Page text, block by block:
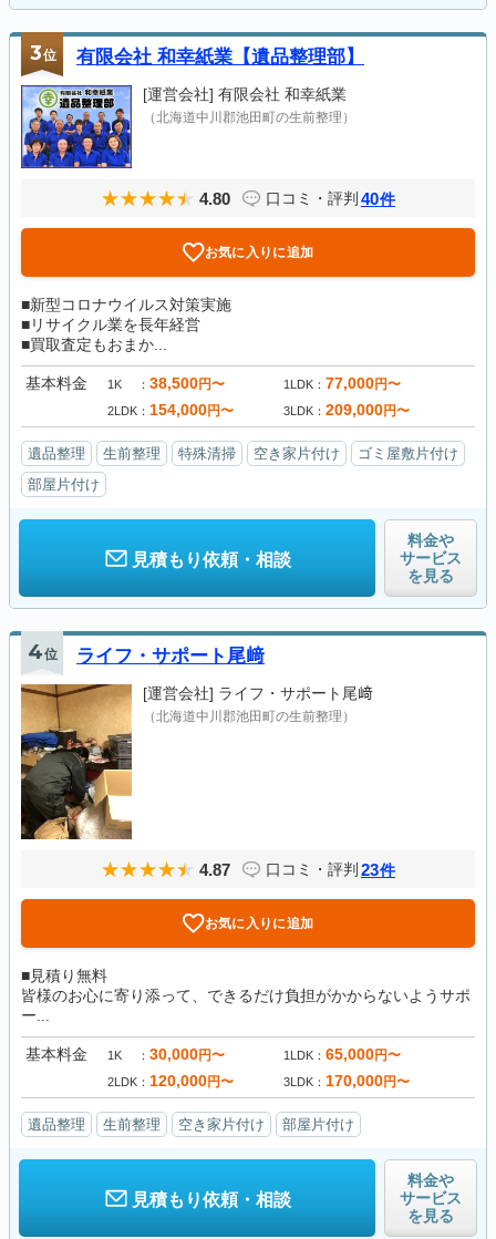
3位 有限会社 和幸紙業【遺品整理部】
[運営会社] 有限会社 和幸紙業
（北海道中川郡池田町の生前整理）
4.80 口コミ・評判 40件
お気に入りに追加
■新型コロナウイルス対策実施
■リサイクル業を長年経営
■買取査定もおまか...
基本料金 1K 38,500円〜 1LDK 77,000円〜
2LDK 154,000円〜 3LDK 209,000円〜
遺品整理 生前整理 特殊清掃 空き家片付け
ゴミ屋敷片付け
部屋片付け
見積もり依頼・相談
料金や
サービス
を見る
4位 ライフ・サポート尾﨑
[運営会社] ライフ・サポート尾﨑
（北海道中川郡池田町の生前整理）
4.87 口コミ・評判 23件
お気に入りに追加
■見積り無料
皆様のお心に寄り添って、できるだけ負担がかからないようサポ
ー...
基本料金 1K 30,000円〜 1LDK 65,000円〜
2LDK 120,000円〜 3LDK 170,000円〜
遺品整理 生前整理 空き家片付け 部屋片付け
見積もり依頼・相談
料金や
サービス
を見る